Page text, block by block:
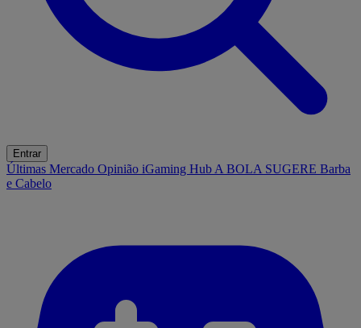
Entrar
Últimas Mercado Opinião iGaming Hub A BOLA SUGERE Barba
e Cabelo